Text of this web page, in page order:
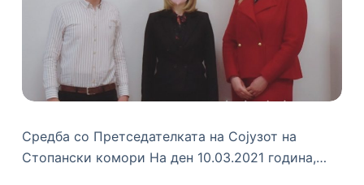
Средба со Претседателката на Сојузот на
Стопански комори На ден 10.03.2021 година,…